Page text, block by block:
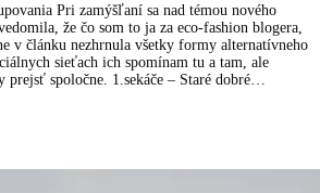
že čo som to ja za eco-fashion blogera,
v článku nezhrnula všetky formy alternatívneho
sieťach ich spomínam tu a tam, ale
prejsť spoločne. 1.sekáče – Staré dobré…